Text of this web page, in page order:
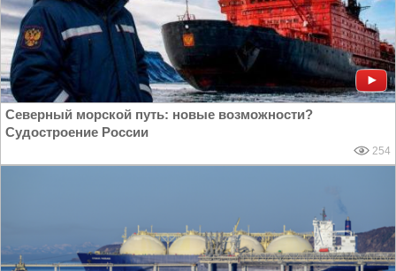
Северный морской путь: новые возможности?
Судостроение России
254